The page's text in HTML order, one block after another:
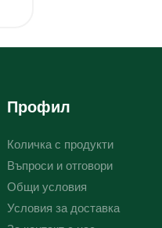
Профил
Количка с продукти
Въпроси и отговори
Общи условия
Условия за доставка